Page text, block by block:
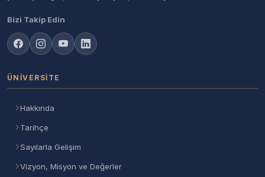
Bizi Takip Edin
ÜNIVERSITE
Hakkında
Tarihçe
Sayılarla Gelişim
Vizyon, Misyon ve Değerler